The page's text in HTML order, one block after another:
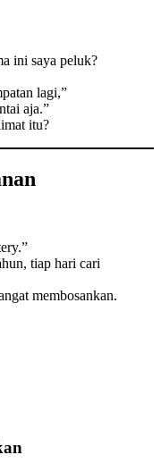
ini saya peluk?
lagi,”
aja.”
itu?
tiap hari cari
membosankan.